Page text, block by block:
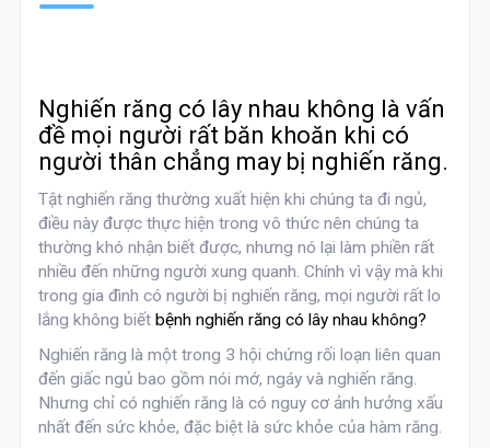
Nghiến răng có lây nhau không là vấn
đề mọi người rất băn khoăn khi có
người thân chẳng may bị nghiến răng.
Tật nghiến răng thường xuất hiện khi chúng ta đi ngủ,
điều này được thực hiện trong vô thức nên chúng ta
thường khó nhận biết được, nhưng nó lại làm phiền rất
nhiều đến những người xung quanh. Chính vì vậy mà khi
trong gia đình có người bị nghiến răng, mọi người rất lo
lắng không biếtbệnh nghiến răng có lây nhau không?
Nghiến răng là một trong 3 hội chứng rối loạn liên quan
đến giấc ngủ bao gồm nói mớ, ngáy và nghiến răng.
Nhưng chỉ có nghiến răng là có nguy cơ ảnh hưởng xấu
nhất đến sức khỏe, đặc biệt là sức khỏe của hàm răng.